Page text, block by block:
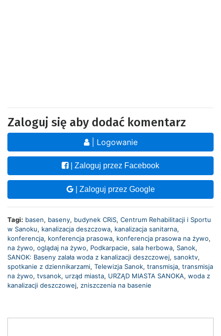
Zaloguj się aby dodać komentarz
| Logowanie
| Zaloguj przez Facebook
| Zaloguj przez Google
Tagi: basen, baseny, budynek CRiS, Centrum Rehabilitacji i Sportu
w Sanoku, kanalizacja deszczowa, kanalizacja sanitarna,
konferencja, konferencja prasowa, konferencja prasowa na żywo,
na żywo, oglądaj na żywo, Podkarpacie, sala herbowa, Sanok,
SANOK: Baseny zalała woda z kanalizacji deszczowej, sanoktv,
spotkanie z dziennikarzami, Telewizja Sanok, transmisja, transmisja
na żywo, tvsanok, urząd miasta, URZĄD MIASTA SANOKA, woda z
kanalizacji deszczowej, zniszczenia na basenie